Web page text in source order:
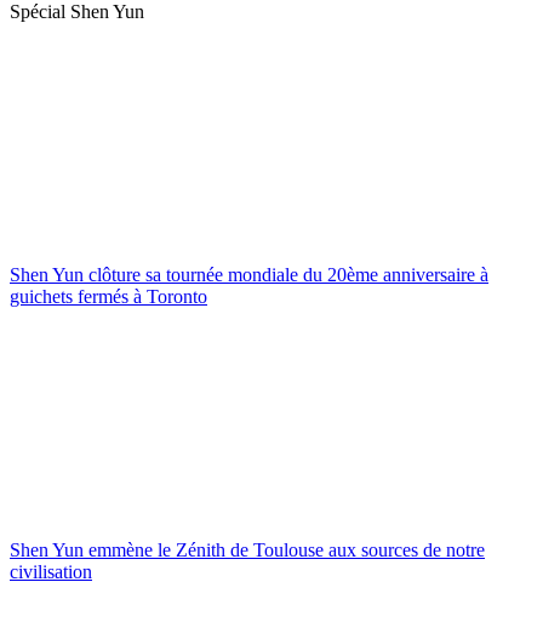
Spécial Shen Yun
Shen Yun clôture sa tournée mondiale du 20ème anniversaire à
guichets fermés à Toronto
Shen Yun emmène le Zénith de Toulouse aux sources de notre
civilisation